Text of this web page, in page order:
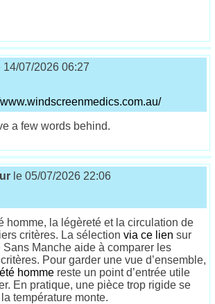
14/07/2026 06:27
a few words behind.
le 05/07/2026 22:06
homme, la légèreté et la circulation de
critères. La sélectionvia ce lien sur
Sans Manche aide à comparer les
Pour garder une vue d’ensemble,
homme reste un point d’entrée utile
En pratique, une pièce trop rigide se
température monte.